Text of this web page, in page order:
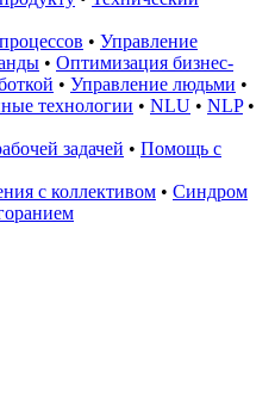
• Управление
• Оптимизация бизнес-
• Управление людьми •
технологии • NLU • NLP•
задачей • Помощь с
с коллективом • Синдром